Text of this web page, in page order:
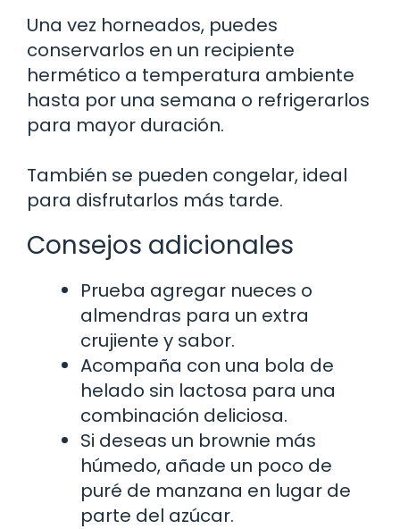
Una vez horneados, puedes
conservarlos en un recipiente
hermético a temperatura ambiente
hasta por una semana o refrigerarlos
para mayor duración.
También se pueden congelar, ideal
para disfrutarlos más tarde.
Consejos adicionales
Prueba agregar nueces o
almendras para un extra
crujiente y sabor.
Acompaña con una bola de
helado sin lactosa para una
combinación deliciosa.
Si deseas un brownie más
húmedo, añade un poco de
puré de manzana en lugar de
parte del azúcar.